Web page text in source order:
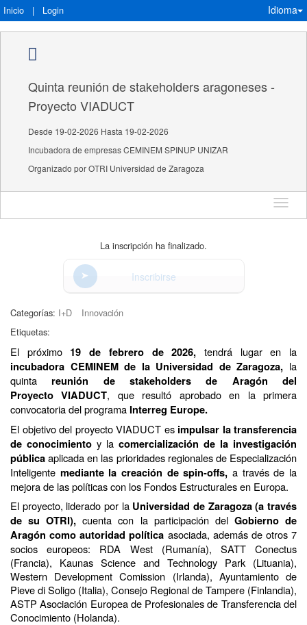
Inicio | Login Idioma
Quinta reunión de stakeholders aragoneses -
Proyecto VIADUCT
Desde 19-02-2026 Hasta 19-02-2026
Incubadora de empresas CEMINEM SPINUP UNIZAR
Organizado por OTRI Universidad de Zaragoza
Idioma
La inscripción ha finalizado.
Inscribirse
Categorías: I+D
Innovación
Etiquetas:
El próximo 19 de febrero de 2026, tendrá lugar en la
incubadora CEMINEM de la Universidad de Zaragoza, la
quinta reunión de stakeholders de Aragón del
Proyecto VIADUCT, que resultó aprobado en la primera
convocatoria del programa Interreg Europe.
El objetivo del proyecto VIADUCT es impulsar la transferencia
de conocimiento y la comercialización de la investigación
públicaaplicada en las prioridades regionales de Especialización
Inteligente mediante la creación de spin-offs,a través de la
mejora de las políticas con los Fondos Estructurales en Europa.
El proyecto, liderado por la Universidad de Zaragoza (a través
de su OTRI), cuenta con la participación del Gobierno de
Aragón como autoridad política asociada, además de otros 7
socios europeos: RDA West (Rumanía), SATT Conectus
(Francia), Kaunas Science and Technology Park (Lituania),
Western Development Comission (Irlanda), Ayuntamiento de
Pieve di Soligo (Italia), Consejo Regional de Tampere (Finlandia),
ASTP Asociación Europea de Profesionales de Transferencia del
Conocimiento (Holanda).